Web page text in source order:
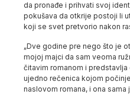
da pronađe i prihvati svoj
pokušava da otkrije postoji li
koji se svet pretvorio nakon
„Dve godine pre nego što je
mojoj majci da sam veoma
čitavim romanom i
ujedno rečenica kojom
naslovom romana, i ona